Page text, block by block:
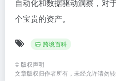
自动化和数据驱动洞察，对
个宝贵的资产。
跨境百科
© 版权声明
文章版权归作者所有，未经允许请勿转